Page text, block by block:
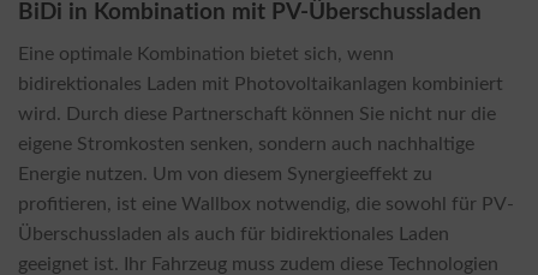
BiDi in Kombination mit PV-Überschussladen
Eine optimale Kombination bietet sich, wenn
bidirektionales Laden mit Photovoltaikanlagen kombiniert
wird. Durch diese Partnerschaft können Sie nicht nur die
eigene Stromkosten senken, sondern auch nachhaltige
Energie nutzen. Um von diesem Synergieeffekt zu
profitieren, ist eine Wallbox notwendig, die sowohl für PV-
Überschussladen als auch für bidirektionales Laden
geeignet ist. Ihr Fahrzeug muss zudem diese Technologien